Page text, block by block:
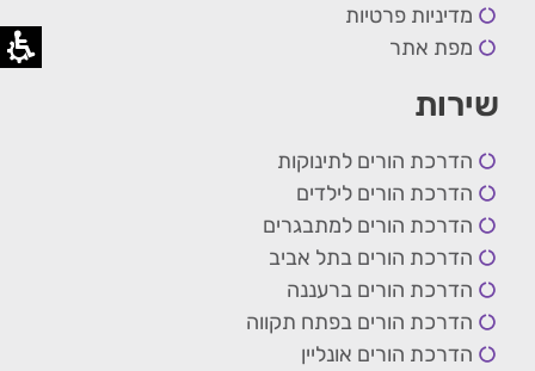
מדיניות פרטיות
מפת אתר
שירות
הדרכת הורים לתינוקות
הדרכת הורים לילדים
הדרכת הורים למתבגרים
הדרכת הורים בתל אביב
הדרכת הורים ברעננה
הדרכת הורים בפתח תקווה
הדרכת הורים אונליין